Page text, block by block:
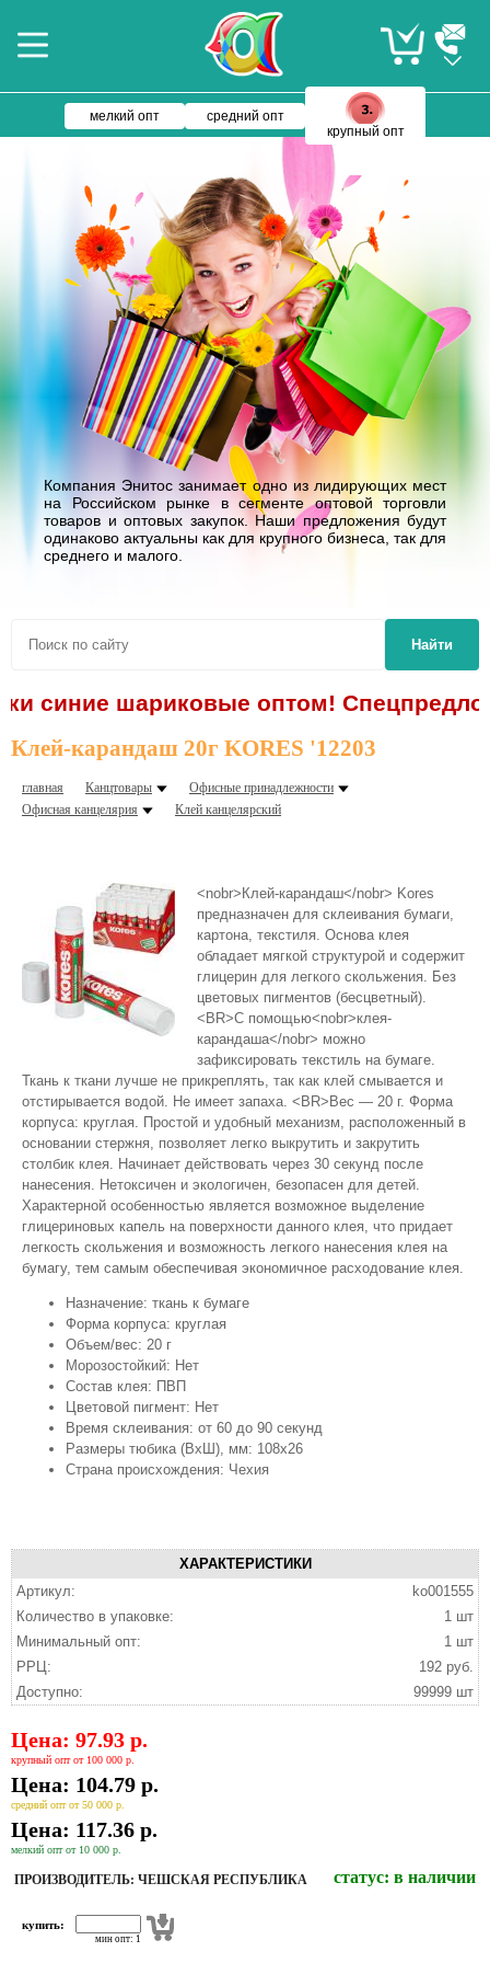
мелкий опт
средний опт
крупный опт
Компания Энитос занимает одно из лидирующих мест
на Российском рынке в сегменте оптовой торговли
товаров и оптовых закупок. Наши предложения будут
одинаково актуальны как для крупного бизнеса, так для
среднего и малого.
Найти
синие шариковые оптом!
Клей-карандаш 20г KORES '12203
главная Канцтовары
Офисные принадлежности
Офисная канцелярия
Клей канцелярский
<nobr>Клей-карандаш</nobr> Kores
предназначен для склеивания бумаги,
картона, текстиля. Основа клея
обладает мягкой структурой и содержит
глицерин для легкого скольжения. Без
цветовых пигментов (бесцветный).
<BR>С помощью<nobr>клея-
карандаша</nobr> можно
зафиксировать текстиль на бумаге.
Ткань к ткани лучше не прикреплять, так как клей смывается и
отстирывается водой. Не имеет запаха. <BR>Вес — 20 г. Форма
корпуса: круглая. Простой и удобный механизм, расположенный в
основании стержня, позволяет легко выкрутить и закрутить
столбик клея. Начинает действовать через 30 секунд после
нанесения. Нетоксичен и экологичен, безопасен для детей.
Характерной особенностью является возможное выделение
глицериновых капель на поверхности данного клея, что придает
легкость скольжения и возможность легкого нанесения клея на
бумагу, тем самым обеспечивая экономичное расходование клея.
Назначение: ткань к бумаге
Форма корпуса: круглая
Объем/вес: 20 г
Морозостойкий: Нет
Состав клея: ПВП
Цветовой пигмент: Нет
Время склеивания: от 60 до 90 секунд
Размеры тюбика (ВхШ), мм: 108x26
Страна происхождения: Чехия
ХАРАКТЕРИСТИКИ
Артикул:
ko001555
Количество в упаковке:
1 шт
Минимальный опт:
1 шт
РРЦ:
192 руб.
Доступно:
99999 шт
Цена: 97.93 р.
крупный опт от 100 000 р.
Цена: 104.79 р.
средний опт от 50 000 р.
Цена: 117.36 р.
мелкий опт от 10 000 р.
ПРОИЗВОДИТЕЛЬ: ЧЕШСКАЯ РЕСПУБЛИКА статус: в наличии
купить:
мин опт: 1